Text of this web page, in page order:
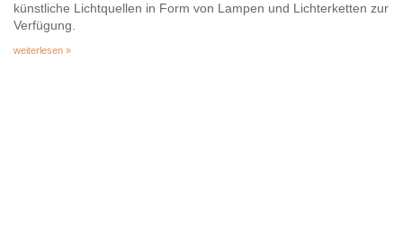
künstliche Lichtquellen in Form von Lampen und Lichterketten zur
Verfügung.
weiterlesen »